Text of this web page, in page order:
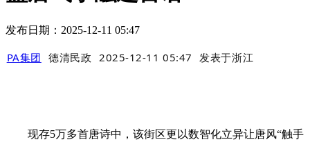
发布日期：2025-12-11 05:47
PA集团 德清民政 2025-12-11 05:47 发表于浙江
现存5万多首唐诗中，该街区更以数智化立异让唐风“触手